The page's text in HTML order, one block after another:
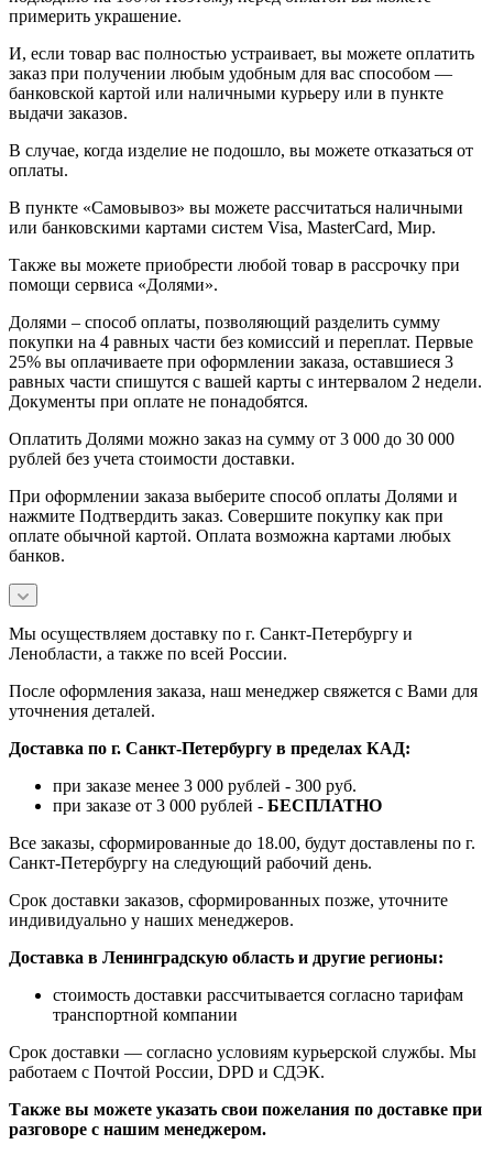
примерить украшение.
И, если товар вас полностью устраивает, вы можете оплатить
заказ при получении любым удобным для вас способом —
банковской картой или наличными курьеру или в пункте
выдачи заказов.
В случае, когда изделие не подошло, вы можете отказаться от
оплаты.
В пункте «Самовывоз» вы можете рассчитаться наличными
или банковскими картами систем Visa, MasterCard, Мир.
Также вы можете приобрести любой товар в рассрочку при
помощи сервиса «Долями».
Долями – способ оплаты, позволяющий разделить сумму
покупки на 4 равных части без комиссий и переплат. Первые
25% вы оплачиваете при оформлении заказа, оставшиеся 3
равных части спишутся с вашей карты с интервалом 2 недели.
Документы при оплате не понадобятся.
Оплатить Долями можно заказ на сумму от 3 000 до 30 000
рублей без учета стоимости доставки.
При оформлении заказа выберите способ оплаты Долями и
нажмите Подтвердить заказ. Совершите покупку как при
оплате обычной картой. Оплата возможна картами любых
банков.
Мы осуществляем доставку по г. Санкт-Петербургу и
Ленобласти, а также по всей России.
После оформления заказа, наш менеджер свяжется с Вами для
уточнения деталей.
Доставка по г. Санкт-Петербургу в пределах КАД:
при заказе менее 3 000 рублей - 300 руб.
при заказе от 3 000 рублей - БЕСПЛАТНО
Все заказы, сформированные до 18.00, будут доставлены по г.
Санкт-Петербургу на следующий рабочий день.
Срок доставки заказов, сформированных позже, уточните
индивидуально у наших менеджеров.
Доставка в Ленинградскую область и другие регионы:
стоимость доставки рассчитывается согласно тарифам
транспортной компании
Срок доставки — согласно условиям курьерской службы. Мы
работаем с Почтой России, DPD и СДЭК.
Также вы можете указать свои пожелания по доставке при
разговоре с нашим менеджером.